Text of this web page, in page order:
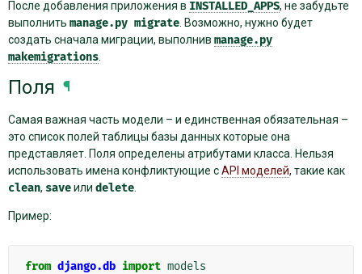
После добавления приложения в INSTALLED_APPS, не забудьте
выполнить manage.py migrate . Возможно, нужно будет
создать сначала миграции, выполнив manage.py
makemigrations
Поля ¶
Самая важная часть модели – и единственная обязательная –
это список полей таблицы базы данных которые она
представляет. Поля определены атрибутами класса. Нельзя
использовать имена конфликтующие сAPI моделей, такие как
clean, saveили delete
Пример:
from django.db import models